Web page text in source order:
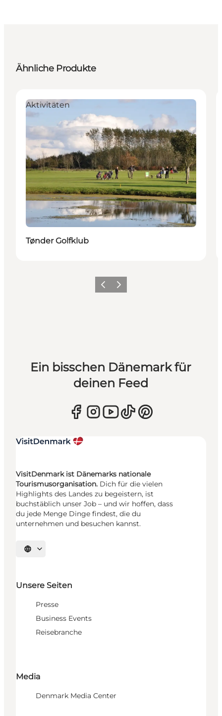
Ähnliche Produkte
Aktivitäten
Tønder Golfklub
ZurückWeiter
Ein bisschen Dänemark für
deinen Feed
VisitDenmark ist Dänemarks nationale
Tourismusorganisation. Dich für die vielen
Highlights des Landes zu begeistern, ist
buchstäblich unser Job – und wir hoffen, dass
du jede Menge Dinge findest, die du
unternehmen und besuchen kannst.
Sprache auswählen
Unsere Seiten
Presse
Business Events
Reisebranche
Media
Denmark Media Center